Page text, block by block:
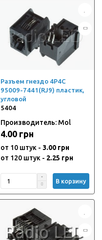
Разъем гнездо 4P4C
95009-7441(RJ9) пластик,
угловой
5404
Производитель: Mol
4.00 грн
от 10 штук - 3.00 грн
от 120 штук - 2.25 грн
В корзину